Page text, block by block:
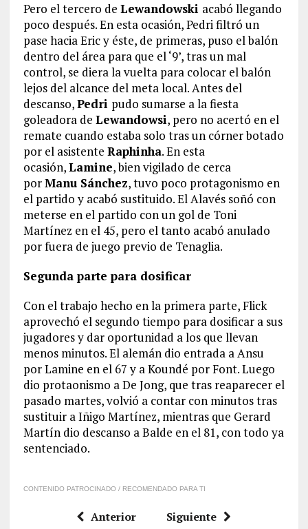
Pero el tercero de Lewandowski acabó llegando
poco después. En esta ocasión, Pedri filtró un
pase hacia Eric y éste, de primeras, puso el balón
dentro del área para que el ‘9’, tras un mal
control, se diera la vuelta para colocar el balón
lejos del alcance del meta local. Antes del
descanso,Pedri pudo sumarse a la fiesta
goleadora de Lewandowsi, pero no acertó en el
remate cuando estaba solo tras un córner botado
por el asistente Raphinha. En esta
ocasión,Lamine, bien vigilado de cerca
porManu Sánchez, tuvo poco protagonismo en
el partido y acabó sustituido. El Alavés soñó con
meterse en el partido con un gol de Toni
Martínez en el 45, pero el tanto acabó anulado
por fuera de juego previo de Tenaglia.
Segunda parte para dosificar
Con el trabajo hecho en la primera parte, Flick
aprovechó el segundo tiempo para dosificar a sus
jugadores y dar oportunidad a los que llevan
menos minutos. El alemán dio entrada a Ansu
por Lamine en el 67 y a Koundé por Font. Luego
dio protaonismo a De Jong, que tras reaparecer el
pasado martes, volvió a contar con minutos tras
sustituir a Iñigo Martínez, mientras que Gerard
Martín dio descanso a Balde en el 81, con todo ya
sentenciado.
CONTENIDO PATROCINADO / RECOMENDADO PARA TI
Anterior Siguiente